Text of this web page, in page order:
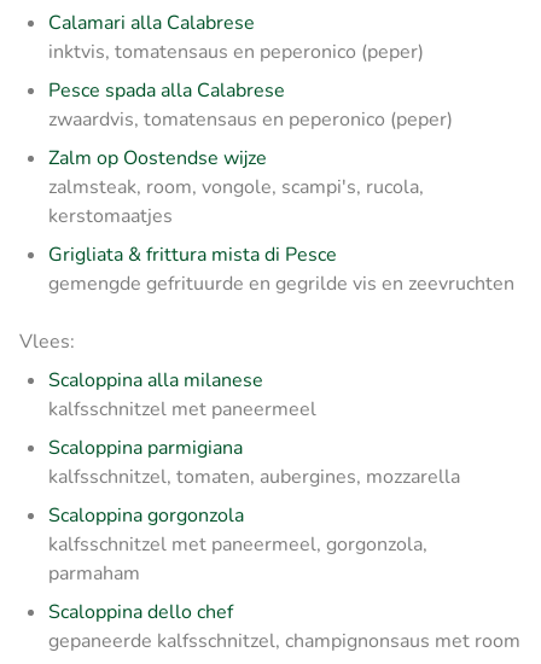
Calamari alla Calabrese
inktvis, tomatensaus en peperonico (peper)
Pesce spada alla Calabrese
zwaardvis, tomatensaus en peperonico (peper)
Zalm op Oostendse wijze
zalmsteak, room, vongole, scampi's, rucola,
kerstomaatjes
Grigliata & frittura mista di Pesce
gemengde gefrituurde en gegrilde vis en zeevruchten
Vlees:
Scaloppina alla milanese
kalfsschnitzel met paneermeel
Scaloppina parmigiana
kalfsschnitzel, tomaten, aubergines, mozzarella
Scaloppina gorgonzola
kalfsschnitzel met paneermeel, gorgonzola,
parmaham
Scaloppina dello chef
gepaneerde kalfsschnitzel, champignonsaus met room